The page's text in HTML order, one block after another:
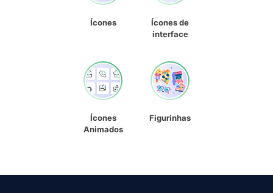
Ícones
Ícones de
interface
Ícones
Animados
Figurinhas